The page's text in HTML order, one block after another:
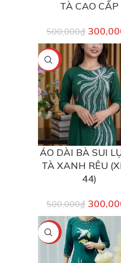
TÀ CAO CẤP
500,000₫
-40%
ÁO DÀI BÀ SUI
TÀ XANH RÊU
44)
500,000₫
-40%